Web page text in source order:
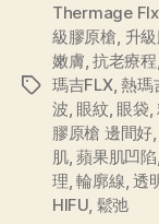
Thermage Flx
級膠原槍, 升
嫩膚, 抗老療程,
瑪吉FLX,熱瑪
波, 眼紋, 眼袋,
膠原槍 邊間好,
肌,蘋果肌凹陷
理,輪廓線, 透
HIFU, 鬆弛